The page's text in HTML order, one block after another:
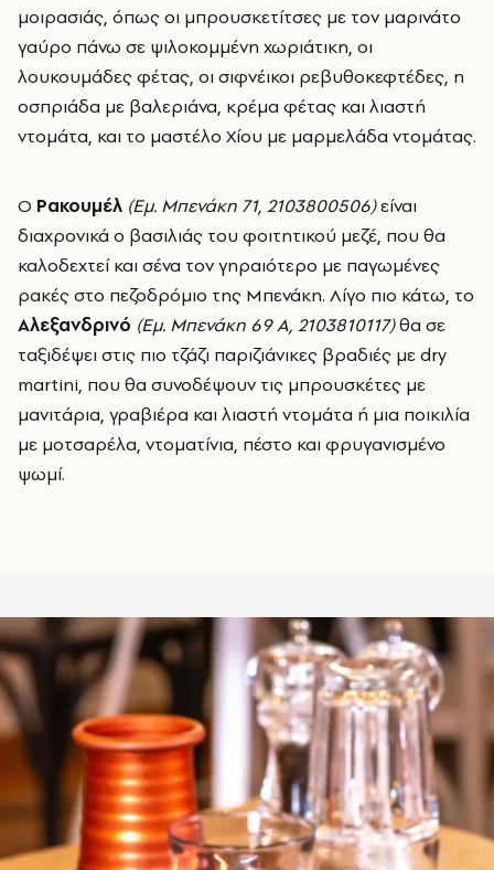
μοιρασιάς, όπως οι μπρουσκετίτσες με τον μαρινάτο
γαύρο πάνω σε ψιλοκομμένη χωριάτικη, οι
λουκουμάδες φέτας, οι σιφνέικοι ρεβυθοκεφτέδες, η
οσπριάδα με βαλεριάνα, κρέμα φέτας και λιαστή
ντομάτα, και το μαστέλο Χίου με μαρμελάδα ντομάτας.
Ο Ρακουμέλ (Εμ. Μπενάκη 71, 2103800506)είναι
διαχρονικά ο βασιλιάς του φοιτητικού μεζέ, που θα
καλοδεχτεί και σένα τον γηραιότερο με παγωμένες
ρακές στο πεζοδρόμιο της Μπενάκη. Λίγο πιο κάτω, το
Αλεξανδρινό (Εμ. Μπενάκη 69 Α, 2103810117)θα σε
ταξιδέψει στις πιο τζάζι παριζιάνικες βραδιές με dry
martini, που θα συνοδέψουν τις μπρουσκέτες με
μανιτάρια, γραβιέρα και λιαστή ντομάτα ή μια ποικιλία
με μοτσαρέλα, ντοματίνια, πέστο και φρυγανισμένο
ψωμί.